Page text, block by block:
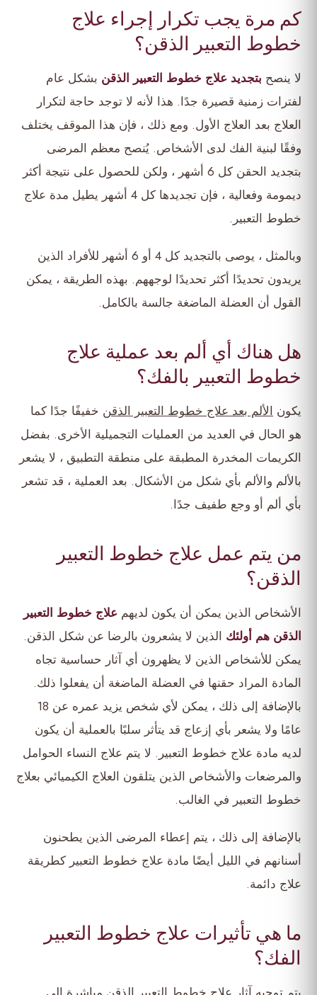
كم مرة يجب تكرار إجراء علاج
خطوط التعبير الذقن؟
لا ينصح بتجديد علاج خطوط التعبير الذقن بشكل عام
لفترات زمنية قصيرة جدًا. هذا لأنه لا توجد حاجة لتكرار
العلاج بعد العلاج الأول. ومع ذلك ، فإن هذا الموقف يختلف
وفقًا لبنية الفك لدى الأشخاص. يُنصح معظم المرضى
بتجديد الحقن كل 6 أشهر ، ولكن للحصول على نتيجة أكثر
ديمومة وفعالية ، فإن تجديدها كل 4 أشهر يطيل مدة علاج
خطوط التعبير.
وبالمثل ، يوصى بالتجديد كل 4 أو 6 أشهر للأفراد الذين
يريدون تحديدًا أكثر تحديدًا لوجههم. بهذه الطريقة ، يمكن
القول أن العضلة الماضغة جالسة بالكامل.
هل هناك أي ألم بعد عملية علاج
خطوط التعبير بالفك؟
يكون الألم بعد علاج خطوط التعبير الذقن خفيفًا جدًا كما
هو الحال في العديد من العمليات التجميلية الأخرى. بفضل
الكريمات المخدرة المطبقة على منطقة التطبيق ، لا يشعر
بالألم والألم بأي شكل من الأشكال. بعد العملية ، قد تشعر
بأي ألم أو وجع طفيف جدًا.
من يتم عمل علاج خطوط التعبير
الذقن؟
الأشخاص الذين يمكن أن يكون لديهم علاج خطوط التعبير
الذقن هم أولئك الذين لا يشعرون بالرضا عن شكل الذقن.
يمكن للأشخاص الذين لا يظهرون أي آثار حساسية تجاه
المادة المراد حقنها في العضلة الماضغة أن يفعلوا ذلك.
بالإضافة إلى ذلك ، يمكن لأي شخص يزيد عمره عن 18
عامًا ولا يشعر بأي إزعاج قد يتأثر سلبًا بالعملية أن يكون
لديه مادة علاج خطوط التعبير. لا يتم علاج النساء الحوامل
والمرضعات والأشخاص الذين يتلقون العلاج الكيميائي بعلاج
خطوط التعبير في الغالب.
بالإضافة إلى ذلك ، يتم إعطاء المرضى الذين يطحنون
أسنانهم في الليل أيضًا مادة علاج خطوط التعبير كطريقة
علاج دائمة.
ما هي تأثيرات علاج خطوط التعبير
الفك؟